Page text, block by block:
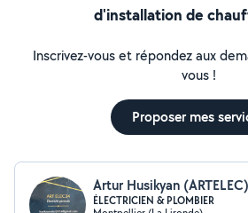
d'installation de
Inscrivez-vous et répondez aux
vous !
Proposer mes
Artur Husikyan (ARTELEC)
ÉLECTRICIEN & PLOMBIER